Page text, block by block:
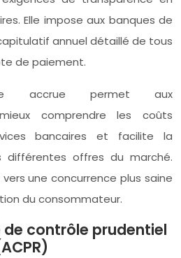
Elle impose aux banques de
annuel détaillé de tous
de paiement.
accrue permet aux
comprendre les coûts
bancaires et facilite la
différentes offres du marché.
une concurrence plus saine
du consommateur.
de contrôle prudentiel